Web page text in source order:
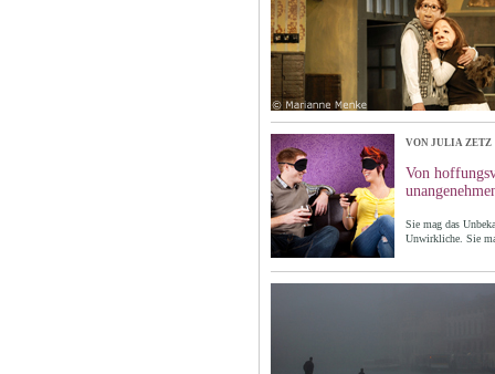
VON JULIA ZETZ
Von
Sie mag das
Unwirkliche. Sie